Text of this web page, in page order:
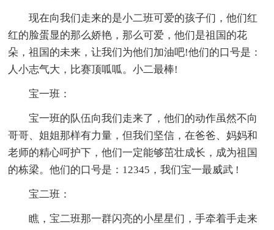
现在向我们走来的是小二班可爱的孩子们，他们红
红的脸蛋显的那么娇艳，那么可爱，他们是祖国的花
朵，祖国的未来，让我们为他们加油吧!他们的口号是：
人小志气大，比赛顶呱呱。小二最棒!
宝一班：
宝一班的队伍向我们走来了，他们的动作虽然不向
哥哥、姐姐那样有力量，但我们坚信，在爸爸、妈妈和
老师的精心呵护下，他们一定能够茁壮成长，成为祖国
的栋梁。他们的口号是：12345，我们宝一最威武 !
宝二班：
瞧，宝二班那一群闪亮的小星星们，手牵着手走来